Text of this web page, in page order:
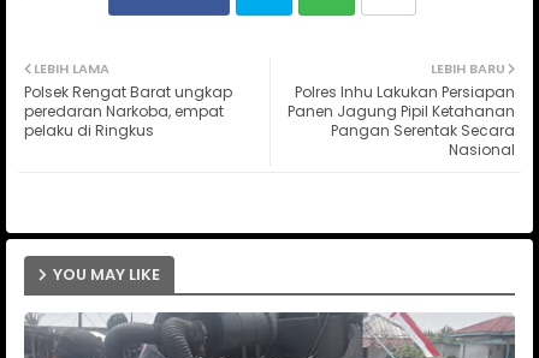
ats
LEBIH BARU
Polres Inhu Lakukan Persiapan
Panen Jagung Pipil Ketahanan
Pangan Serentak Secara
Nasional
LEBIH LAMA
Polsek Rengat Barat ungkap
peredaran Narkoba, empat
pelaku di Ringkus
YOU MAY LIKE